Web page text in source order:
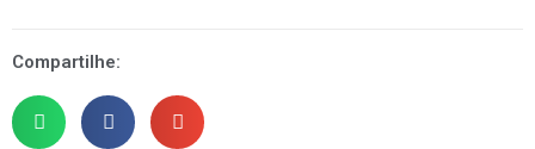
Compartilhe: